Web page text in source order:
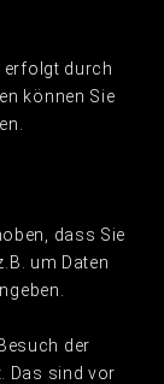
erfolgt durch
können Sie
dass Sie
um Daten
der
Das sind vor